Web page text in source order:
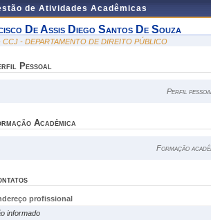
de Atividades Acadêmicas
De Assis Diego Santos De Souza
CCJ - DEPARTAMENTO DE DIREITO PÚBLICO
Pessoal
Perfil
Acadêmica
Formação
profissional
informado